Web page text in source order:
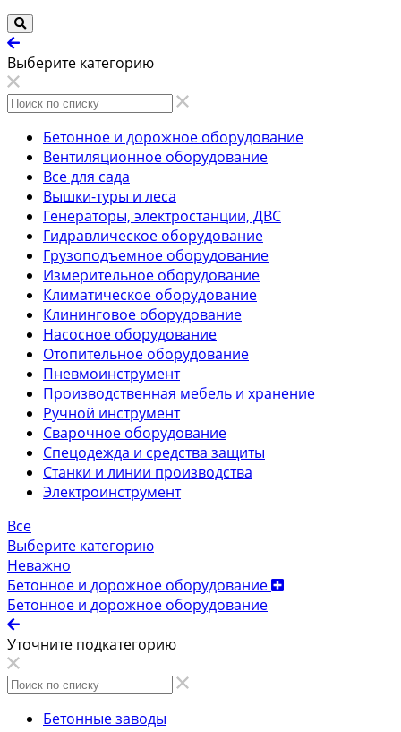
Выберите категорию
Бетонное и дорожное оборудование
Вентиляционное оборудование
Все для сада
Вышки-туры и леса
Генераторы, электростанции, ДВС
Гидравлическое оборудование
Грузоподъемное оборудование
Измерительное оборудование
Климатическое оборудование
Клининговое оборудование
Насосное оборудование
Отопительное оборудование
Пневмоинструмент
Производственная мебель и хранение
Ручной инструмент
Сварочное оборудование
Спецодежда и средства защиты
Станки и линии производства
Электроинструмент
Все
Выберите категорию
Неважно
Бетонное и дорожное оборудование
Бетонное и дорожное оборудование
Уточните подкатегорию
Бетонные заводы